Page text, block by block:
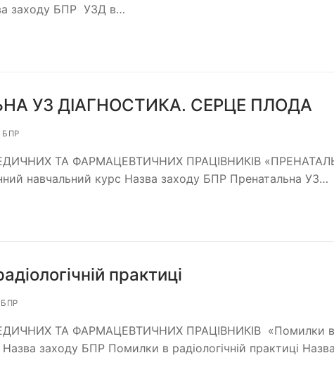
заходу БПР УЗД в…
УЗ ДІАГНОСТИКА. СЕРЦЕ ПЛОДА
ТА ФАРМАЦЕВТИЧНИХ ПРАЦІВНИКІВ
навчальний курс Назва заходу БПР Пренатальна УЗ…
практиці
ТА ФАРМАЦЕВТИЧНИХ ПРАЦІВНИКІВ «Помилки в
заходу БПР Помилки в радіологічній практиці